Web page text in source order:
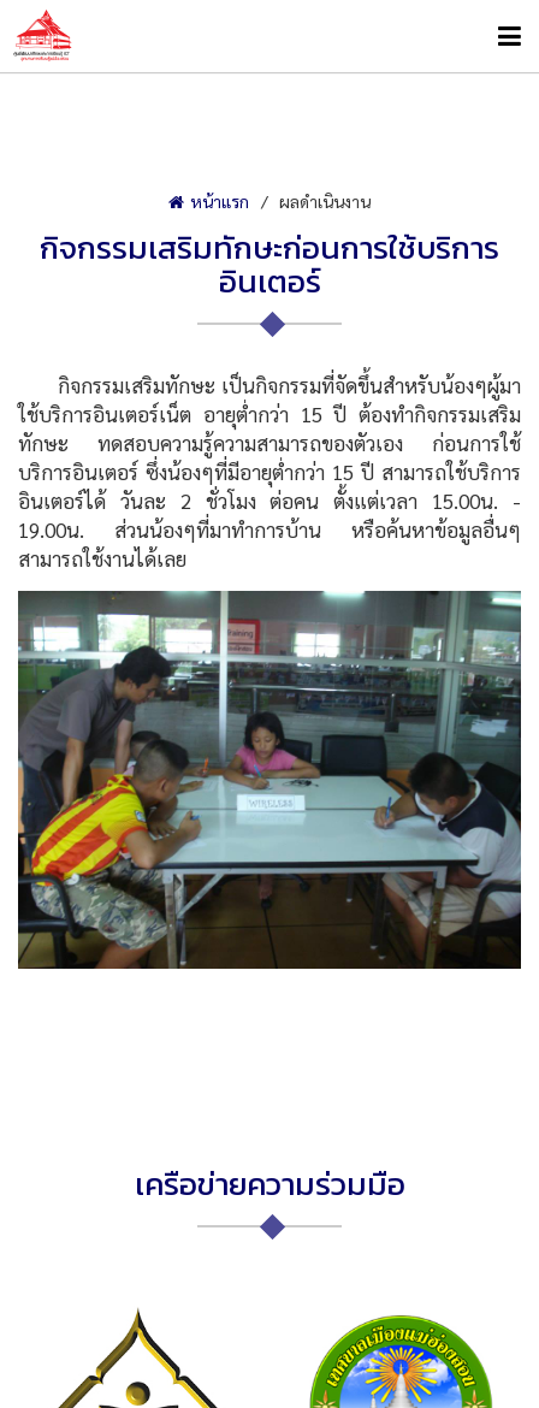
หน้าแรก ผลดำเนินงาน
กิจกรรมเสริมทักษะก่อนการใช้บริการ
อินเตอร์
กิจกรรมเสริมทักษะ เป็นกิจกรรมที่จัดขึ้นสำหรับน้องๆผู้มา
ใช้บริการอินเตอร์เน็ต อายุต่ำกว่า 15 ปี ต้องทำกิจกรรมเสริม
ทักษะ ทดสอบความรู้ความสามารถของตัวเอง ก่อนการใช้
บริการอินเตอร์ ซึ่งน้องๆที่มีอายุต่ำกว่า 15 ปี สามารถใช้บริการ
อินเตอร์ได้ วันละ 2 ชั่วโมง ต่อคน ตั้งแต่เวลา 15.00น. -
19.00น. ส่วนน้องๆที่มาทำการบ้าน หรือค้นหาข้อมูลอื่นๆ
สามารถใช้งานได้เลย
เครือข่ายความร่วมมือ